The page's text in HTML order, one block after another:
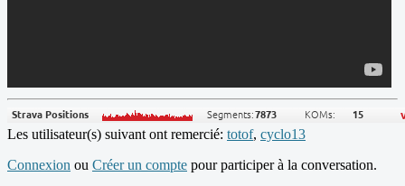
Les utilisateur(s) suivant ont remercié: totof, cyclo13
Connexion ou Créer un compte pour participer à la conversation.